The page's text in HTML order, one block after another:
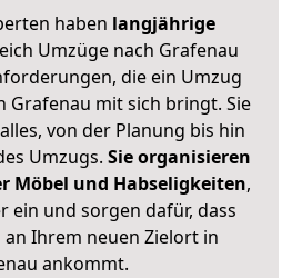
haben langjährige
Umzüge nach Grafenau
die ein Umzug
Grafenau mit sich bringt. Sie
von der Planung bis hin
Umzugs. Sie organisieren
Möbel und Habseligkeiten,
ein und sorgen dafür, dass
Ihrem neuen Zielort in
ankommt.